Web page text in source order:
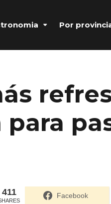
Por
411 Facebook
de acceso protegido por